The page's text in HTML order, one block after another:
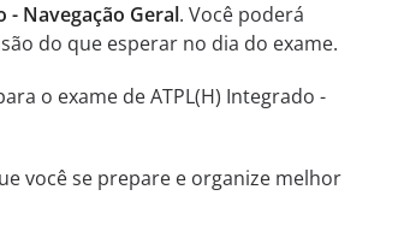
- Navegação Geral. Você poderá
do que esperar no dia do exame.
o exame de ATPL(H) Integrado -
você se prepare e organize melhor